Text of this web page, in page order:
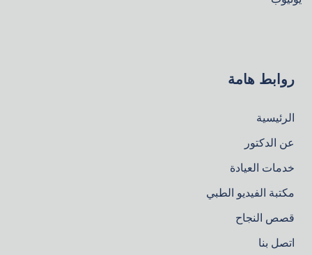
روابط هامة
الرئيسية
عن الدكتور
خدمات العيادة
مكتبة الفيديو الطبي
قصص النجاح
اتصل بنا